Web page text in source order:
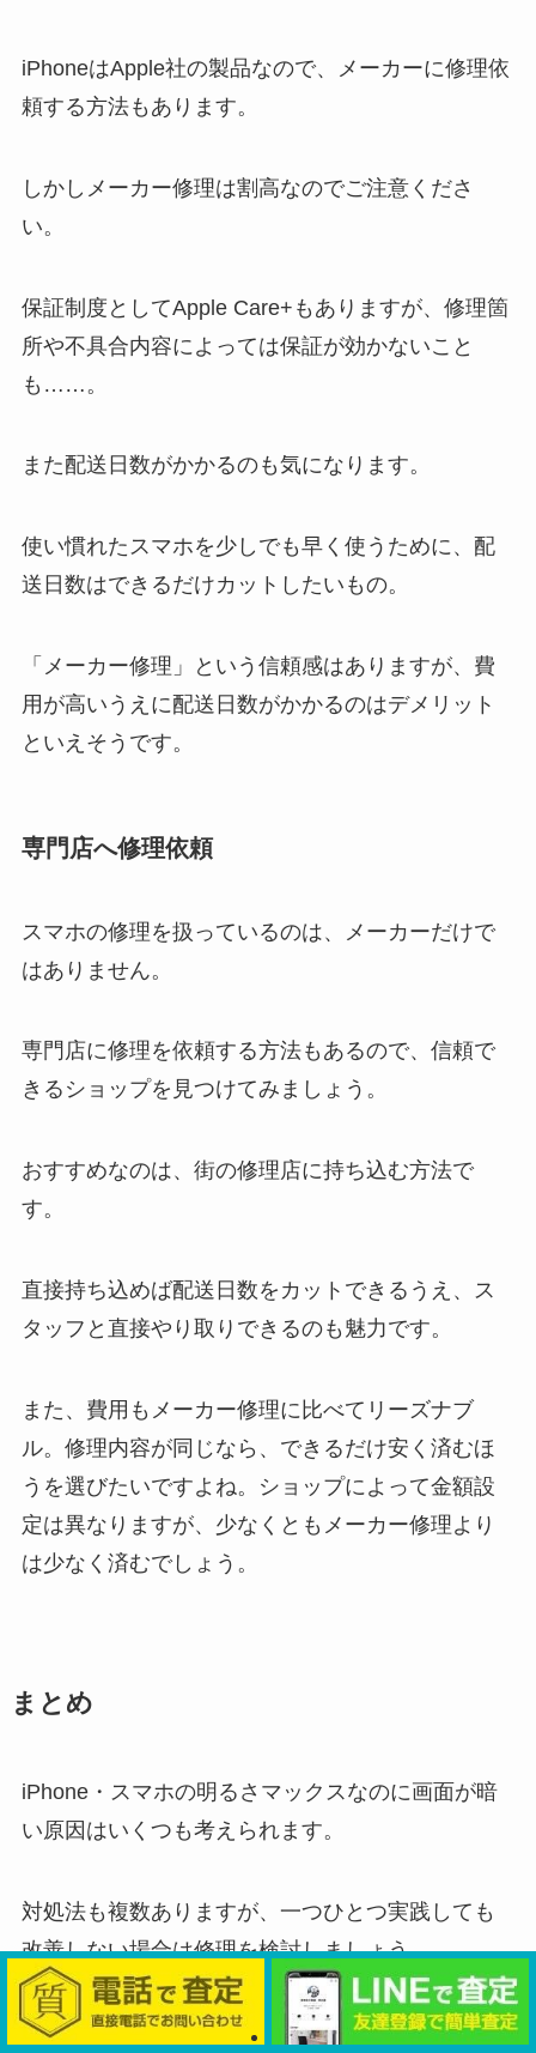
iPhoneはApple社の製品なので、メーカーに修理依
頼する方法もあります。
しかしメーカー修理は割高なのでご注意くださ
い。
保証制度としてApple Care+もありますが、修理箇
所や不具合内容によっては保証が効かないこと
も……。
また配送日数がかかるのも気になります。
使い慣れたスマホを少しでも早く使うために、配
送日数はできるだけカットしたいもの。
「メーカー修理」という信頼感はありますが、費
用が高いうえに配送日数がかかるのはデメリット
といえそうです。
専門店へ修理依頼
スマホの修理を扱っているのは、メーカーだけで
はありません。
専門店に修理を依頼する方法もあるので、信頼で
きるショップを見つけてみましょう。
おすすめなのは、街の修理店に持ち込む方法で
す。
直接持ち込めば配送日数をカットできるうえ、ス
タッフと直接やり取りできるのも魅力です。
また、費用もメーカー修理に比べてリーズナブ
ル。修理内容が同じなら、できるだけ安く済むほ
うを選びたいですよね。ショップによって金額設
定は異なりますが、少なくともメーカー修理より
は少なく済むでしょう。
まとめ
iPhone・スマホの明るさマックスなのに画面が暗
い原因はいくつも考えられます。
対処法も複数ありますが、一つひとつ実践しても
改善しない場合は修理を検討しましょう。
メーカー修理と専門店による修理の2択が一般的で